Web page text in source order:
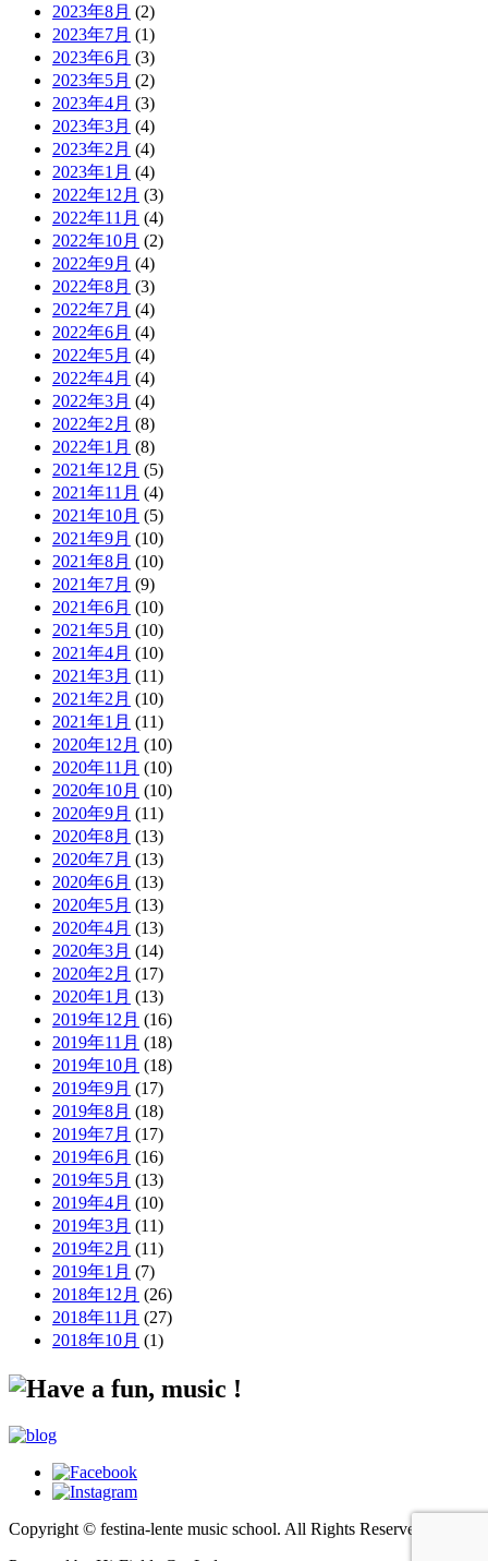
2023年8月 (2)
2023年7月 (1)
2023年6月 (3)
2023年5月 (2)
2023年4月 (3)
2023年3月 (4)
2023年2月 (4)
2023年1月 (4)
2022年12月 (3)
2022年11月 (4)
2022年10月 (2)
2022年9月 (4)
2022年8月 (3)
2022年7月 (4)
2022年6月 (4)
2022年5月 (4)
2022年4月 (4)
2022年3月 (4)
2022年2月 (8)
2022年1月 (8)
2021年12月 (5)
2021年11月 (4)
2021年10月 (5)
2021年9月 (10)
2021年8月 (10)
2021年7月 (9)
2021年6月 (10)
2021年5月 (10)
2021年4月 (10)
2021年3月 (11)
2021年2月 (10)
2021年1月 (11)
2020年12月 (10)
2020年11月 (10)
2020年10月 (10)
2020年9月 (11)
2020年8月 (13)
2020年7月 (13)
2020年6月 (13)
2020年5月 (13)
2020年4月 (13)
2020年3月 (14)
2020年2月 (17)
2020年1月 (13)
2019年12月 (16)
2019年11月 (18)
2019年10月 (18)
2019年9月 (17)
2019年8月 (18)
2019年7月 (17)
2019年6月 (16)
2019年5月 (13)
2019年4月 (10)
2019年3月 (11)
2019年2月 (11)
2019年1月 (7)
2018年12月 (26)
2018年11月 (27)
2018年10月 (1)
Copyright © festina-lente music school. All Rights Reserved.